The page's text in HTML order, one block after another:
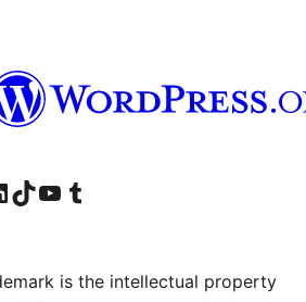
do Facebook
conta no Instagram
a nossa conta no LinkedIn
Visit our TikTok account
Visit our YouTube channel
Visit our Tumblr account
is the intellectual property